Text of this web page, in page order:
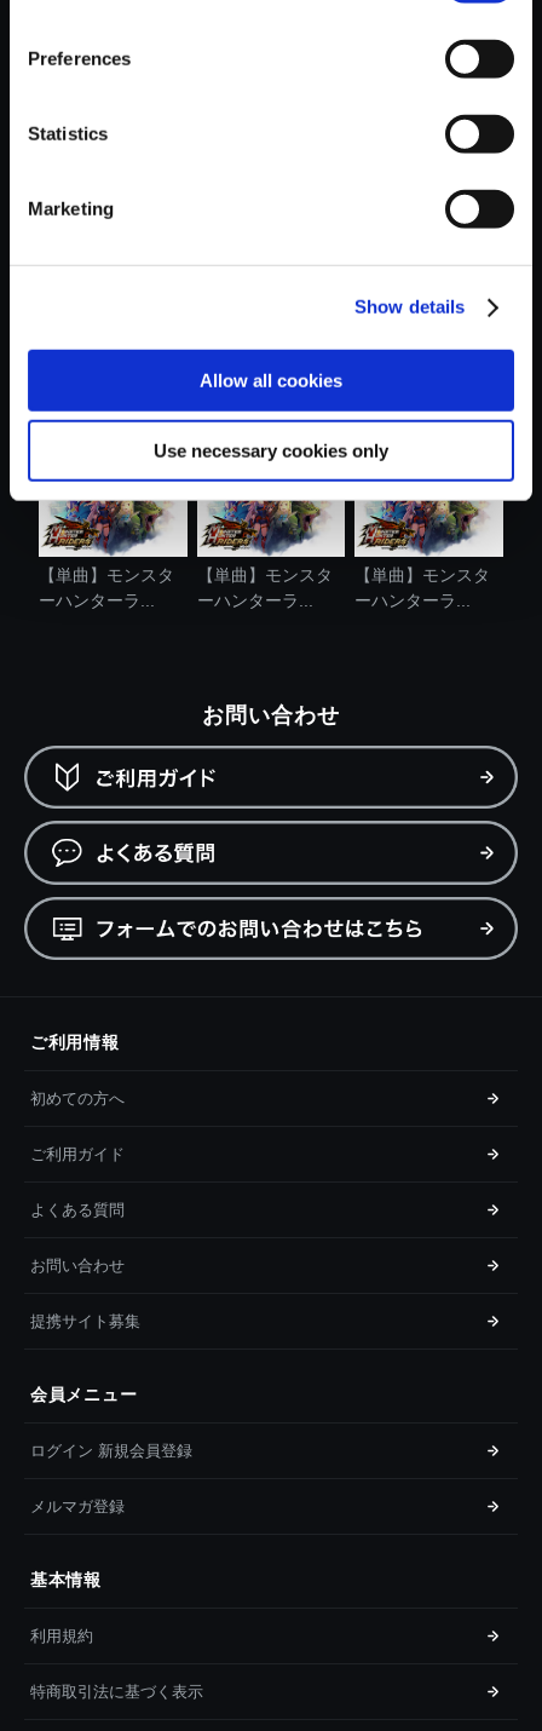
Preferences
Statistics
Marketing
Show details
Allow all cookies
Use necessary cookies only
おすすめ商品
【単曲】モンスタ
ーハンターラ...
【単曲】モンスタ
ーハンターラ...
【単曲】モンスタ
ーハンターラ...
お問い合わせ
ご利用情報
初めての方へ
ご利用ガイド
よくある質問
お問い合わせ
提携サイト募集
会員メニュー
ログイン 新規会員登録
メルマガ登録
基本情報
利用規約
特商取引法に基づく表示